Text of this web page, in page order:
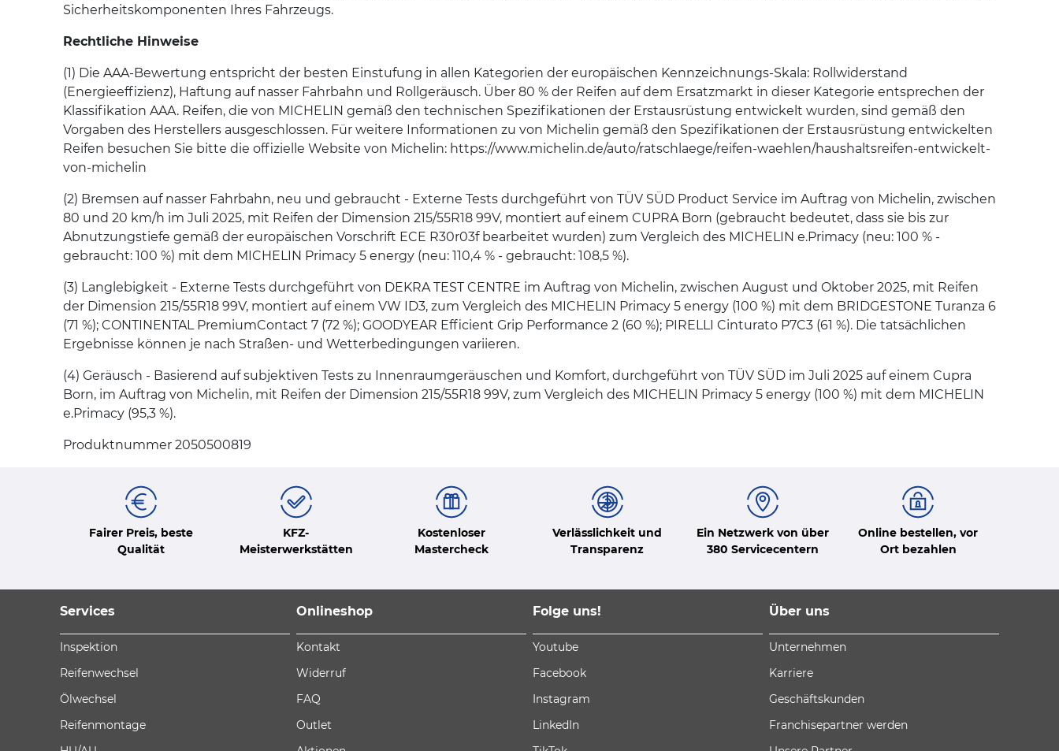
Sicherheitskomponenten Ihres Fahrzeugs.
Rechtliche Hinweise
(1) Die AAA-Bewertung entspricht der besten Einstufung in allen Kategorien der europäischen Kennzeichnungs-Skala: Rollwiderstand
(Energieeffizienz), Haftung auf nasser Fahrbahn und Rollgeräusch. Über 80 % der Reifen auf dem Ersatzmarkt in dieser Kategorie entsprechen der
Klassifikation AAA. Reifen, die von MICHELIN gemäß den technischen Spezifikationen der Erstausrüstung entwickelt wurden, sind gemäß den
Vorgaben des Herstellers ausgeschlossen. Für weitere Informationen zu von Michelin gemäß den Spezifikationen der Erstausrüstung entwickelten
Reifen besuchen Sie bitte die offizielle Website von Michelin: https://www.michelin.de/auto/ratschlaege/reifen-waehlen/haushaltsreifen-entwickelt-
von-michelin
(2) Bremsen auf nasser Fahrbahn, neu und gebraucht - Externe Tests durchgeführt von TÜV SÜD Product Service im Auftrag von Michelin, zwischen
80 und 20 km/h im Juli 2025, mit Reifen der Dimension 215/55R18 99V, montiert auf einem CUPRA Born (gebraucht bedeutet, dass sie bis zur
Abnutzungstiefe gemäß der europäischen Vorschrift ECE R30r03f bearbeitet wurden) zum Vergleich des MICHELIN e.Primacy (neu: 100 % -
gebraucht: 100 %) mit dem MICHELIN Primacy 5 energy (neu: 110,4 % - gebraucht: 108,5 %).
(3) Langlebigkeit - Externe Tests durchgeführt von DEKRA TEST CENTRE im Auftrag von Michelin, zwischen August und Oktober 2025, mit Reifen
der Dimension 215/55R18 99V, montiert auf einem VW ID3, zum Vergleich des MICHELIN Primacy 5 energy (100 %) mit dem BRIDGESTONE Turanza 6
(71 %); CONTINENTAL PremiumContact 7 (72 %); GOODYEAR Efficient Grip Performance 2 (60 %); PIRELLI Cinturato P7C3 (61 %). Die tatsächlichen
Ergebnisse können je nach Straßen- und Wetterbedingungen variieren.
(4) Geräusch - Basierend auf subjektiven Tests zu Innenraumgeräuschen und Komfort, durchgeführt von TÜV SÜD im Juli 2025 auf einem Cupra
Born, im Auftrag von Michelin, mit Reifen der Dimension 215/55R18 99V, zum Vergleich des MICHELIN Primacy 5 energy (100 %) mit dem MICHELIN
e.Primacy (95,3 %).
Produktnummer 2050500819
Fairer Preis, beste
Qualität
KFZ-
Meisterwerkstätten
Kostenloser
Mastercheck
Verlässlichkeit und
Transparenz
Ein Netzwerk von über
380 Servicecentern
Online bestellen, vor
Ort bezahlen
Services
Inspektion
Reifenwechsel
Ölwechsel
Reifenmontage
Onlineshop
Kontakt
Widerruf
FAQ
Outlet
Folge uns!
Youtube
Facebook
Instagram
LinkedIn
Über uns
Unternehmen
Karriere
Geschäftskunden
Franchisepartner werden